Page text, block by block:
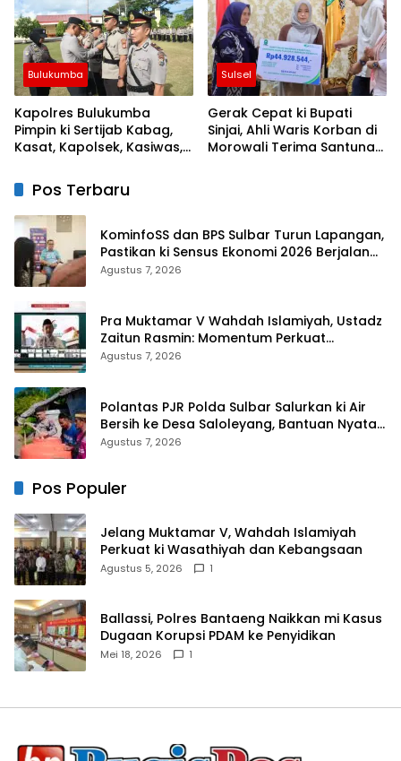
Bulukumba
Kapolres Bulukumba
Pimpin ki Sertijab Kabag,
Kasat, Kapolsek, Kasiwas,
Sulsel
Gerak Cepat ki Bupati
Sinjai, Ahli Waris Korban di
Morowali Terima Santunan
Pos Terbaru
KominfoSS dan BPS Sulbar Turun Lapangan,
Pastikan ki Sensus Ekonomi 2026 Berjalan
Nyaman dan Akurat
Agustus 7, 2026
Pra Muktamar V Wahdah Islamiyah, Ustadz
Zaitun Rasmin: Momentum Perkuat
Konsolidasi dan Evaluasi Perjalanan
Agustus 7, 2026
Polantas PJR Polda Sulbar Salurkan ki Air
Bersih ke Desa Saloleyang, Bantuan Nyata
di Tengah Musim Kemarau
Agustus 7, 2026
Pos Populer
Jelang Muktamar V, Wahdah Islamiyah
Perkuat ki Wasathiyah dan Kebangsaan
Agustus 5, 2026 1
Ballassi, Polres Bantaeng Naikkan mi Kasus
Dugaan Korupsi PDAM ke Penyidikan
Mei 18, 2026 1